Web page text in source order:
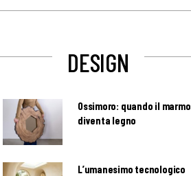
DESIGN
Ossimoro: quando il marmo
diventa legno
L’umanesimo tecnologico